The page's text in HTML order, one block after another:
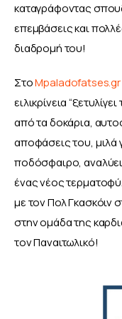
καταγράφοντας
επεμβάσεις και
διαδρομή του!
Στο Mpaladofatses.gr
ειλικρίνεια
από τα δοκάρια,
αποφάσεις του, μιλά
ποδόσφαιρο,
ένας νέος
με τον Πολ Γκασκόιν
στην ομάδα της
τον Παναιτωλικό!